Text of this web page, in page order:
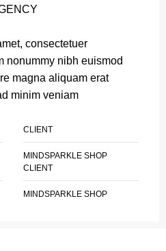
consectetuer
nonummy nibh euismod
magna aliquam erat
minim veniam.
CLIENT
MINDSPARKLE SHOP
CLIENT
MINDSPARKLE SHOP